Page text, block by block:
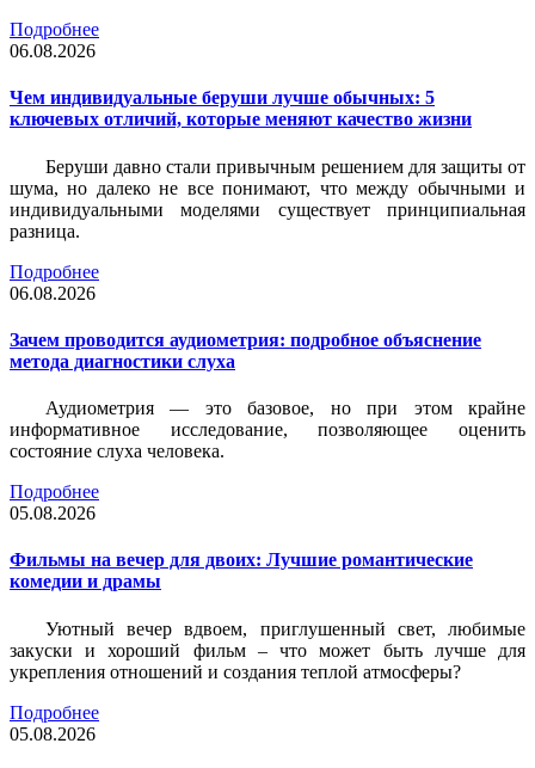
Подробнее
06.08.2026
Чем индивидуальные беруши лучше обычных: 5
ключевых отличий, которые меняют качество жизни
Беруши давно стали привычным решением для защиты от
шума, но далеко не все понимают, что между обычными и
индивидуальными моделями существует принципиальная
разница.
Подробнее
06.08.2026
Зачем проводится аудиометрия: подробное объяснение
метода диагностики слуха
Аудиометрия — это базовое, но при этом крайне
информативное исследование, позволяющее оценить
состояние слуха человека.
Подробнее
05.08.2026
Фильмы на вечер для двоих: Лучшие романтические
комедии и драмы
Уютный вечер вдвоем, приглушенный свет, любимые
закуски и хороший фильм – что может быть лучше для
укрепления отношений и создания теплой атмосферы?
Подробнее
05.08.2026